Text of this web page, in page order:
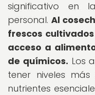
significativo en
personal.Al
frescos
acceso a
de químicos. Los
tener niveles
nutrientes